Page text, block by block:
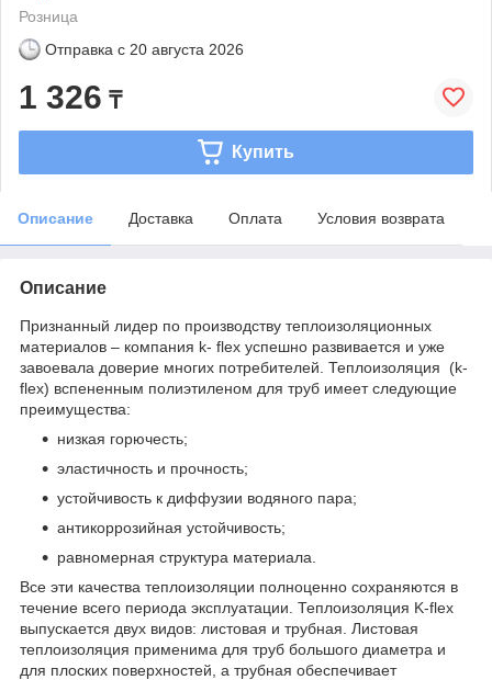
Розница
Отправка с 20 августа 2026
1 326 ₸
Купить
Описание Доставка Оплата Условия возврата
Описание
Признанный лидер по производству теплоизоляционных
материалов – компания k- flex успешно развивается и уже
завоевала доверие многих потребителей. Теплоизоляция (k-
flex) вспененным полиэтиленом для труб имеет следующие
преимущества:
низкая горючесть;
эластичность и прочность;
устойчивость к диффузии водяного пара;
антикоррозийная устойчивость;
равномерная структура материала.
Все эти качества теплоизоляции полноценно сохраняются в
течение всего периода эксплуатации. Теплоизоляция K-flex
выпускается двух видов: листовая и трубная. Листовая
теплоизоляция применима для труб большого диаметра и
для плоских поверхностей, а трубная обеспечивает